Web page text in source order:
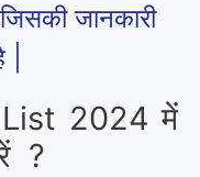
जानकारी
2024 में
?